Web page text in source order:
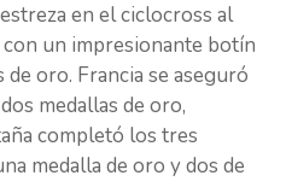
en el ciclocross al
un impresionante botín
de oro. Francia se aseguró
medallas de oro,
completó los tres
medalla de oro y dos de